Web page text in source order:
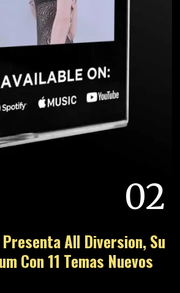
02
All Diversion, Su
Con 11 Temas Nuevos
03